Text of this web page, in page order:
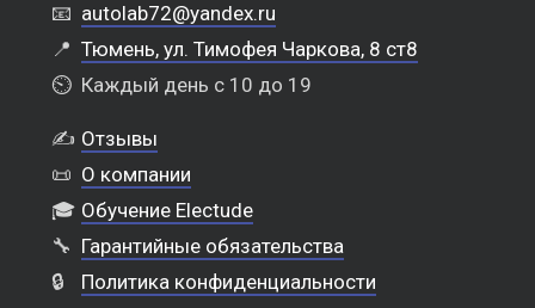
📧 autolab72@yandex.ru
📍 Тюмень, ул. Тимофея Чаркова, 8 ст8
⏲️ Каждый день с 10 до 19
✍️ Отзывы
📜 О компании
🎓 Обучение Electude
🔧 Гарантийные обязательства
🔒
Политика конфиденциальности